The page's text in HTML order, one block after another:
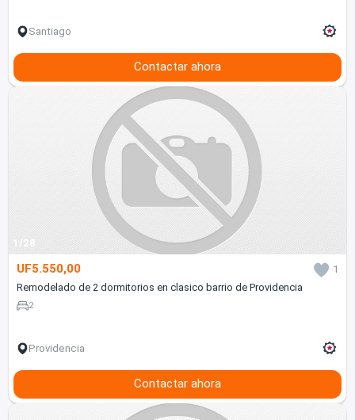
Santiago
Contactar ahora
1/28
UF5.550,00
1
Remodelado de 2 dormitorios en clasico barrio de Providencia
2
Providencia
Contactar ahora